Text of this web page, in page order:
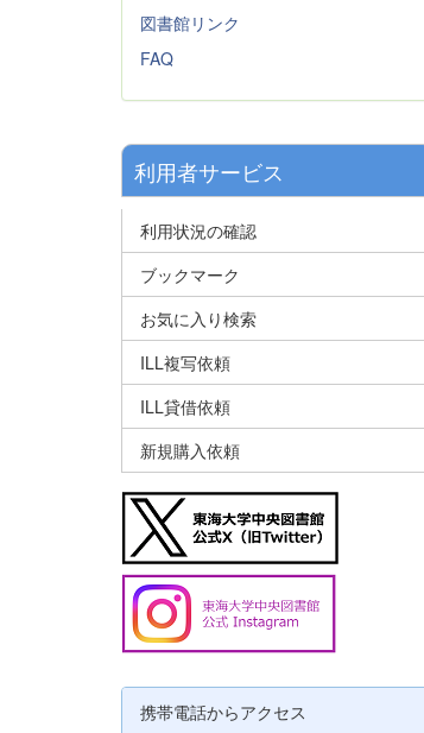
図書館リンク
FAQ
利用者サービス
利用状況の確認
ブックマーク
お気に入り検索
ILL複写依頼
ILL貸借依頼
新規購入依頼
携帯電話からアクセス